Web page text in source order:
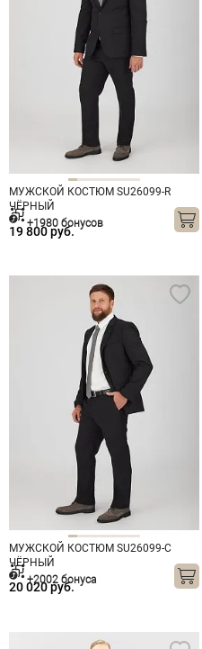
МУЖСКОЙ КОСТЮМ SU26099-R
ЧЁРНЫЙ
19 800 руб.
+1980 бонусов
МУЖСКОЙ КОСТЮМ SU26099-С
ЧЁРНЫЙ
20 020 руб.
+2002 бонуса